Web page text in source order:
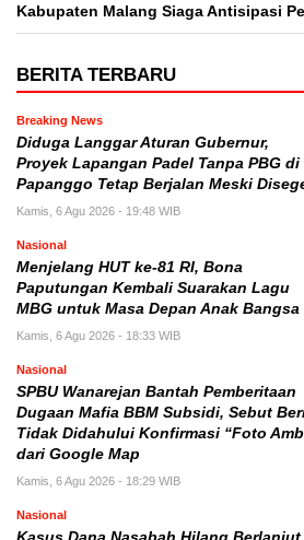
Kabupaten Malang Siaga Antisipasi
BERITA TERBARU
Breaking News
Diduga Langgar Aturan Gubernur,
Proyek Lapangan Padel Tanpa PBG di
Papanggo Tetap Berjalan Meski
Kamis, 6 Agu 2026 - 19:48 WIB
Nasional
Menjelang HUT ke-81 RI, Bona
Paputungan Kembali Suarakan Lagu
MBG untuk Masa Depan Anak Bangsa
Kamis, 6 Agu 2026 - 18:33 WIB
Nasional
SPBU Wanarejan Bantah Pemberitaan
Dugaan Mafia BBM Subsidi, Sebut
Tidak Didahului Konfirmasi “Foto
dari Google Map
Kamis, 6 Agu 2026 - 18:29 WIB
Nasional